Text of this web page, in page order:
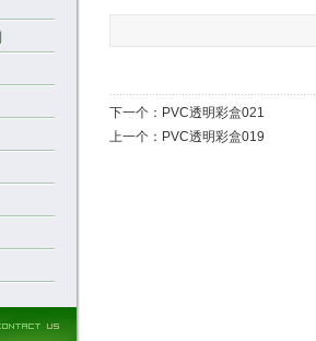
下一个： PVC透明彩盒021
上一个： PVC透明彩盒019